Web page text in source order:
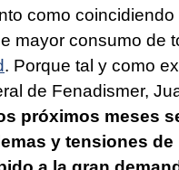
como
mayor consumo de
. Porque tal y como
de Fenadismer,
próximos meses
y tensiones de